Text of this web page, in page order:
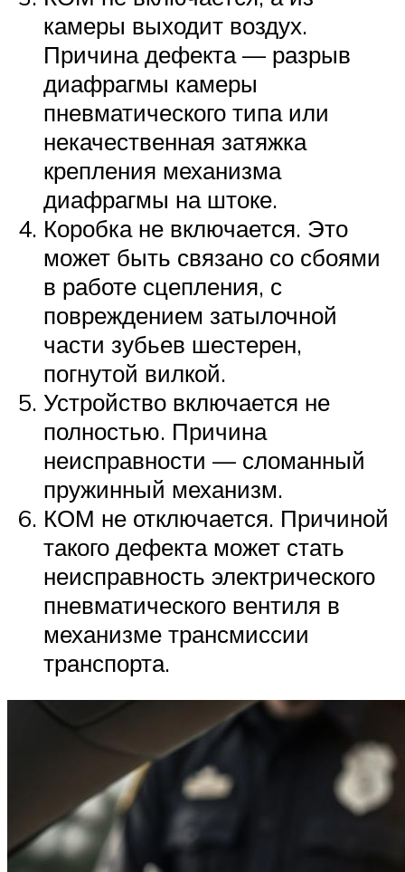
камеры выходит воздух.
Причина дефекта — разрыв
диафрагмы камеры
пневматического типа или
некачественная затяжка
крепления механизма
диафрагмы на штоке.
Коробка не включается. Это
может быть связано со сбоями
в работе сцепления, с
повреждением затылочной
части зубьев шестерен,
погнутой вилкой.
Устройство включается не
полностью. Причина
неисправности — сломанный
пружинный механизм.
КОМ не отключается. Причиной
такого дефекта может стать
неисправность электрического
пневматического вентиля в
механизме трансмиссии
транспорта.